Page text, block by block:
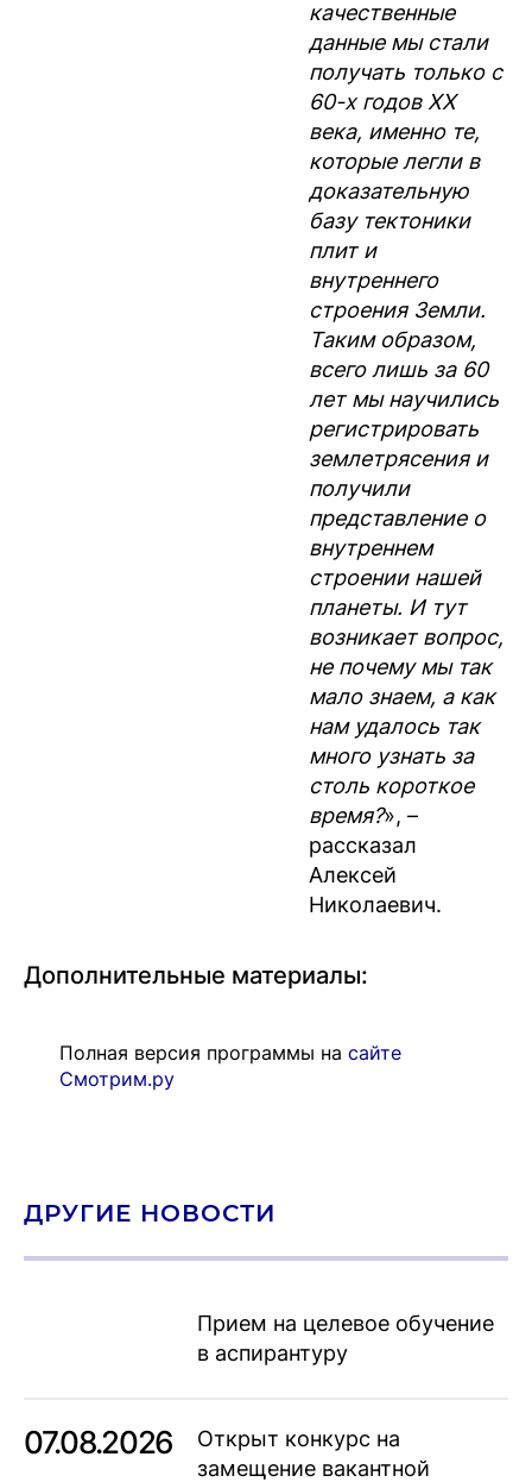
качественные
данные мы стали
получать только с
60-х годов ХХ
века, именно те,
которые легли в
доказательную
базу тектоники
плит и
внутреннего
строения Земли.
Таким образом,
всего лишь за 60
лет мы научились
регистрировать
землетрясения и
получили
представление о
внутреннем
строении нашей
планеты. И тут
возникает вопрос,
не почему мы так
мало знаем, а как
нам удалось так
много узнать за
столь короткое
время?», –
рассказал
Алексей
Николаевич.
Дополнительные материалы:
Полная версия программы на сайте
Смотрим.ру
ДРУГИЕ НОВОСТИ
Прием на целевое обучение
в аспирантуру
07.08.2026
Открыт конкурс на
замещение вакантной